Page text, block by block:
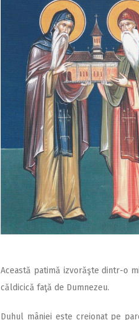
Această patimă izvorăşte dintr-o
căldicică faţă de Dumnezeu.
Duhul mâniei este creionat pe